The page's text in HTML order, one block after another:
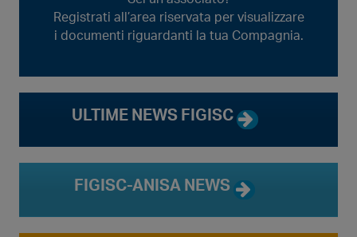
Registrati all’area riservata per visualizzare
i documenti riguardanti la tua Compagnia.
ULTIME NEWS FIGISC
FIGISC-ANISA NEWS